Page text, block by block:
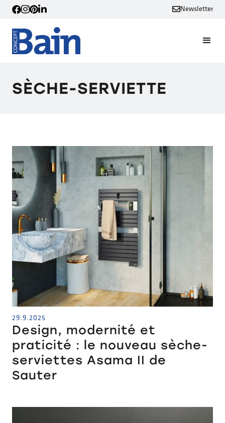
Newsletter
SÈCHE-SERVIETTE
29.9.2025
Design, modernité et
praticité : le nouveau sèche-
serviettes Asama II de
Sauter